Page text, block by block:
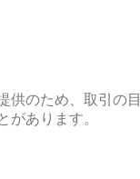
供のため、取引の
があります。